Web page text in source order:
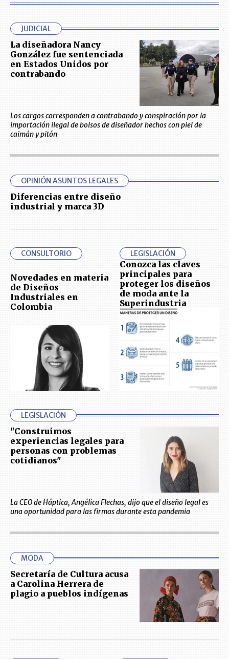
JUDICIAL
La diseñadora Nancy
González fue sentenciada
en Estados Unidos por
contrabando
Los cargos corresponden a contrabando y conspiración por la
importación ilegal de bolsos de diseñador hechos con piel de
caimán y pitón
OPINIÓN ASUNTOS LEGALES
Diferencias entre diseño
industrial y marca 3D
CONSULTORIO
Novedades en materia
de Diseños
Industriales en
Colombia
LEGISLACIÓN
Conozca las claves
principales para
proteger los diseños
de moda ante la
Superindustria
LEGISLACIÓN
"Construimos
experiencias legales para
personas con problemas
cotidianos"
La CEO de Háptica, Angélica Flechas, dijo que el diseño legal es
una oportunidad para las firmas durante esta pandemia
MODA
Secretaría de Cultura acusa
a Carolina Herrera de
plagio a pueblos indígenas